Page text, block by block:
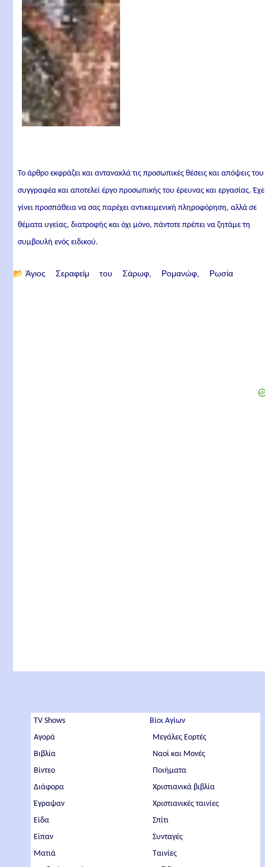
Το άρθρο εκφράζει και αντανακλά τις προσωπικές θέσεις και απόψεις του
συγγραφέα και αποτελεί έργο προσωπικής του έρευνας και εργασίας.
γίνει προσπάθεια να σας παρέχει αντικειμενική πληροφόρηση, αλλά σε
θέματα υγείας, διατροφής και όχι μόνο, πάντοτε πρέπει να ζητάμε τη
συμβουλή ενός ειδικού.
📂 Άγιος Σεραφείμ του Σάρωφ Ρομανώφ Ρωσία
TV Shows
Αγορά
Βιβλία
Βίντεο
Διάφορα
Έγραψαν
Είδα
Είπαν
Ματιά
Βίοι Αγίων
Μεγάλες Εορτές
Ναοί και Μονές
Ποιήματα
Χριστιανικά βιβλία
Χριστιανικές ταινίες
Σπίτι
Συνταγές
Ταινίες